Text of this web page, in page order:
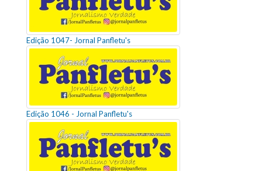
Edição 1047- Jornal Panfletu's
Edição 1046 - Jornal Panfletu's